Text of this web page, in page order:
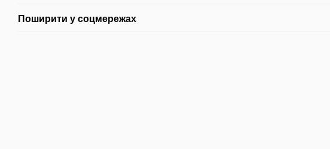
Поширити у соцмережах